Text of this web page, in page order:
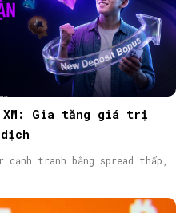
XM: Gia tăng giá trị
cạnh tranh bằng spread thấp,